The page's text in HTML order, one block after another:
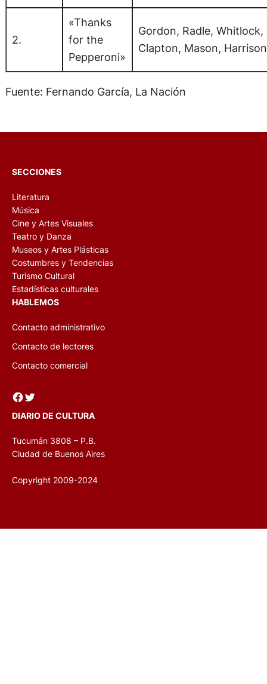
2.
«Thanks
for the
Pepperoni»
Gordon, Radle, Whitlock,
Clapton, Mason, Harrison
Fuente: Fernando García, La Nación
SECCIONES
Literatura
Música
Cine y Artes Visuales
Teatro y Danza
Museos y Artes Plásticas
Costumbres y Tendencias
Turismo Cultural
Estadísticas culturales
HABLEMOS
Contacto administrativo
Contacto de lectores
Contacto comercial
Facebook Twitter
DIARIO DE CULTURA
Tucumán 3808 – P.B.
Ciudad de Buenos Aires
Copyright 2009-2024